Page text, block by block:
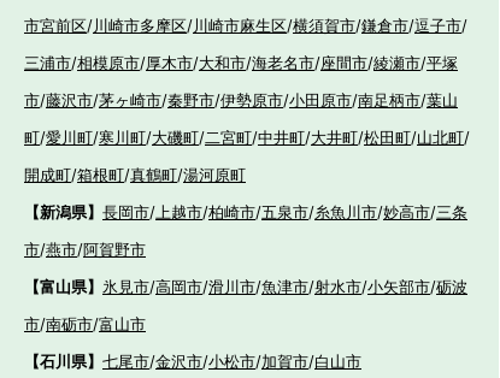
市宮前区/川崎市多摩区/川崎市麻生区/横須賀市/鎌倉市/逗子市/
三浦市/相模原市/厚木市/大和市/海老名市/座間市/綾瀬市/平塚
市/藤沢市/茅ヶ崎市/秦野市/伊勢原市/小田原市/南足柄市/葉山
町/愛川町/寒川町/大磯町/二宮町/中井町/大井町/松田町/山北町/
開成町/箱根町/真鶴町/湯河原町
【新潟県】 長岡市/上越市/柏崎市/五泉市/糸魚川市/妙高市/三条
市/燕市/阿賀野市
【富山県】 氷見市/高岡市/滑川市/魚津市/射水市/小矢部市/砺波
市/南砺市/富山市
【石川県】 七尾市/金沢市/小松市/加賀市/白山市